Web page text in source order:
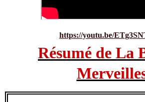
https://youtu.be/
Résumé de La